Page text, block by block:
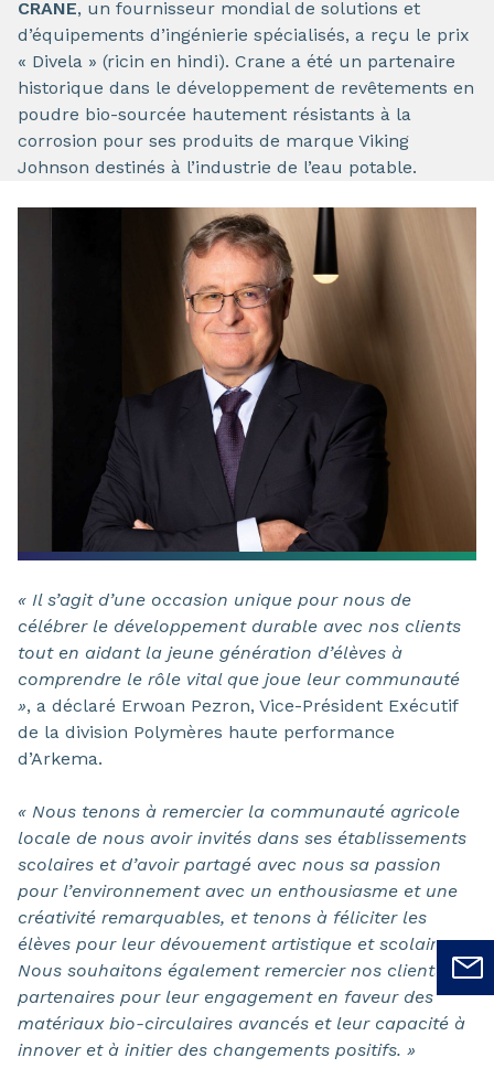
CRANE, un fournisseur mondial de solutions et
d’équipements d’ingénierie spécialisés, a reçu le prix
« Divela » (ricin en hindi). Crane a été un partenaire
historique dans le développement de revêtements en
poudre bio-sourcée hautement résistants à la
corrosion pour ses produits de marque Viking
Johnson destinés à l’industrie de l’eau potable.
« Il s’agit d’une occasion unique pour nous de
célébrer le développement durable avec nos clients
tout en aidant la jeune génération d’élèves à
comprendre le rôle vital que joue leur communauté
», a déclaré Erwoan Pezron, Vice-Président Exécutif
de la division Polymères haute performance
d’Arkema.
« Nous tenons à remercier la communauté agricole
locale de nous avoir invités dans ses établissements
scolaires et d’avoir partagé avec nous sa passion
pour l’environnement avec un enthousiasme et une
créativité remarquables, et tenons à féliciter les
élèves pour leur dévouement artistique et scolaire.
Nous souhaitons également remercier nos clients et
partenaires pour leur engagement en faveur des
matériaux bio-circulaires avancés et leur capacité à
innover et à initier des changements positifs. »